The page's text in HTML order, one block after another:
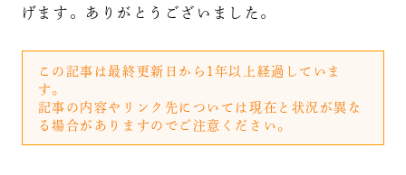
げます。ありがとうございました。
この記事は最終更新日から1年以上経過していま
す。
記事の内容やリンク先については現在と状況が異な
る場合がありますのでご注意ください。